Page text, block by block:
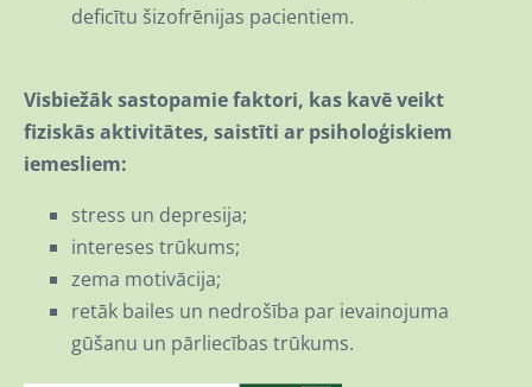
deficītu šizofrēnijas pacientiem.
Visbiežāk sastopamie faktori, kas kavē veikt
fiziskās aktivitātes, saistīti ar psiholoģiskiem
iemesliem:
stress un depresija;
intereses trūkums;
zema motivācija;
retāk bailes un nedrošība par ievainojuma
gūšanu un pārliecības trūkums.